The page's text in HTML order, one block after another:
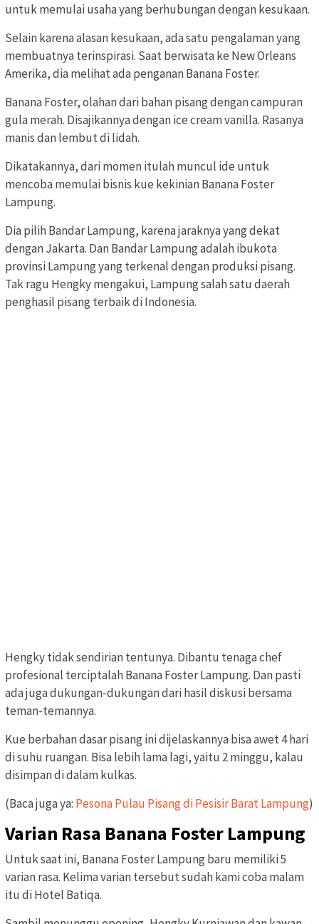
untuk memulai usaha yang berhubungan dengan kesukaan.
Selain karena alasan kesukaan, ada satu pengalaman yang
membuatnya terinspirasi. Saat berwisata ke New Orleans
Amerika, dia melihat ada penganan Banana Foster.
Banana Foster, olahan dari bahan pisang dengan campuran
gula merah. Disajikannya dengan ice cream vanilla. Rasanya
manis dan lembut di lidah.
Dikatakannya, dari momen itulah muncul ide untuk
mencoba memulai bisnis kue kekinian Banana Foster
Lampung.
Dia pilih Bandar Lampung, karena jaraknya yang dekat
dengan Jakarta. Dan Bandar Lampung adalah ibukota
provinsi Lampung yang terkenal dengan produksi pisang.
Tak ragu Hengky mengakui, Lampung salah satu daerah
penghasil pisang terbaik di Indonesia.
Hengky tidak sendirian tentunya. Dibantu tenaga chef
profesional terciptalah Banana Foster Lampung. Dan pasti
ada juga dukungan-dukungan dari hasil diskusi bersama
teman-temannya.
Kue berbahan dasar pisang ini dijelaskannya bisa awet 4 hari
di suhu ruangan. Bisa lebih lama lagi, yaitu 2 minggu, kalau
disimpan di dalam kulkas.
(Baca juga ya: Pesona Pulau Pisang di Pesisir Barat Lampung)
Varian Rasa Banana Foster Lampung
Untuk saat ini, Banana Foster Lampung baru memiliki 5
varian rasa. Kelima varian tersebut sudah kami coba malam
itu di Hotel Batiqa.